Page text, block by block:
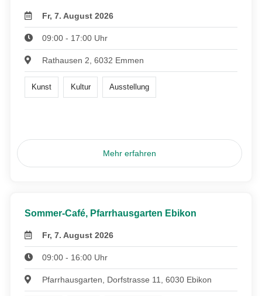
Fr, 7. August 2026
09:00 - 17:00 Uhr
Rathausen 2, 6032 Emmen
Kunst Kultur Ausstellung
Mehr erfahren
Sommer-Café, Pfarrhausgarten Ebikon
Fr, 7. August 2026
09:00 - 16:00 Uhr
Pfarrhausgarten, Dorfstrasse 11, 6030 Ebikon